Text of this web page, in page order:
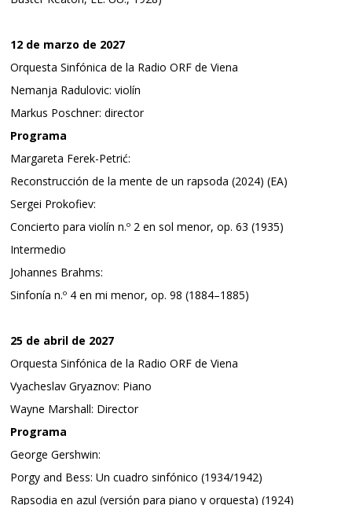
12 de marzo de 2027
Orquesta Sinfónica de la Radio ORF de Viena
Nemanja Radulovic: violín
Markus Poschner: director
Programa
Margareta Ferek-Petrić:
Reconstrucción de la mente de un rapsoda (2024) (EA)
Sergei Prokofiev:
Concierto para violín n.º 2 en sol menor, op. 63 (1935)
Intermedio
Johannes Brahms:
Sinfonía n.º 4 en mi menor, op. 98 (1884–1885)
25 de abril de 2027
Orquesta Sinfónica de la Radio ORF de Viena
Vyacheslav Gryaznov: Piano
Wayne Marshall: Director
Programa
George Gershwin:
Porgy and Bess: Un cuadro sinfónico (1934/1942)
Rapsodia en azul (versión para piano y orquesta) (1924)